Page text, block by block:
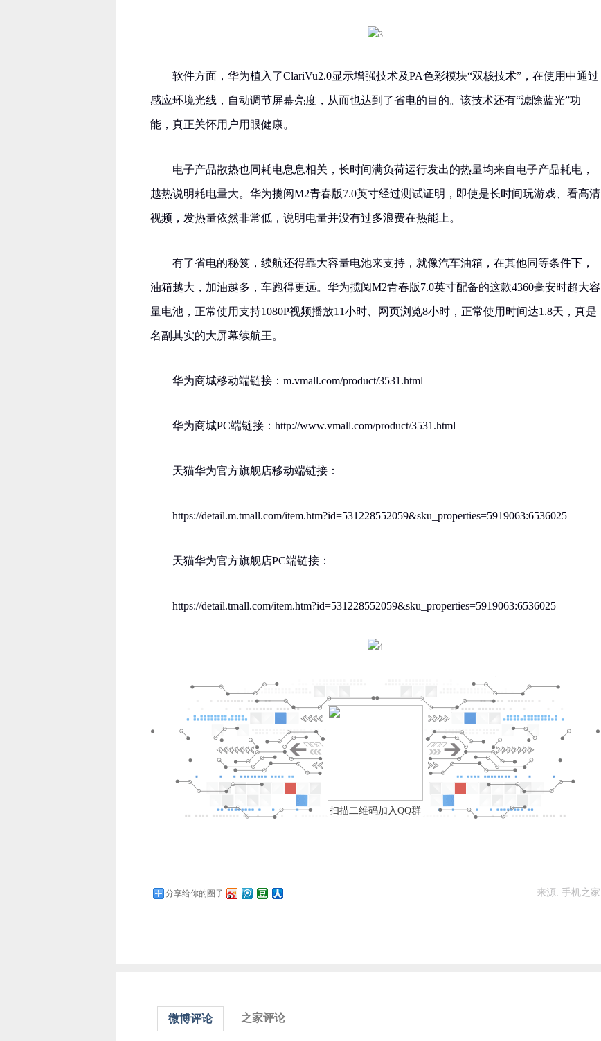
软件方面，华为植入了ClariVu2.0显示增强技术及PA色彩模块“双核技术”，在使用中通过
感应环境光线，自动调节屏幕亮度，从而也达到了省电的目的。该技术还有“滤除蓝光”功
能，真正关怀用户用眼健康。
电子产品散热也同耗电息息相关，长时间满负荷运行发出的热量均来自电子产品耗电，
越热说明耗电量大。华为揽阅M2青春版7.0英寸经过测试证明，即使是长时间玩游戏、看高清
视频，发热量依然非常低，说明电量并没有过多浪费在热能上。
有了省电的秘笈，续航还得靠大容量电池来支持，就像汽车油箱，在其他同等条件下，
油箱越大，加油越多，车跑得更远。华为揽阅M2青春版7.0英寸配备的这款4360毫安时超大容
量电池，正常使用支持1080P视频播放11小时、网页浏览8小时，正常使用时间达1.8天，真是
名副其实的大屏幕续航王。
华为商城移动端链接：m.vmall.com/product/3531.html
华为商城PC端链接：http://www.vmall.com/product/3531.html
天猫华为官方旗舰店移动端链接：
https://detail.m.tmall.com/item.htm?id=531228552059&sku_properties=5919063:6536025
天猫华为官方旗舰店PC端链接：
https://detail.tmall.com/item.htm?id=531228552059&sku_properties=5919063:6536025
扫描二维码加入QQ群
分享给你的圈子 来源: 手机之家
微博评论 之家评论